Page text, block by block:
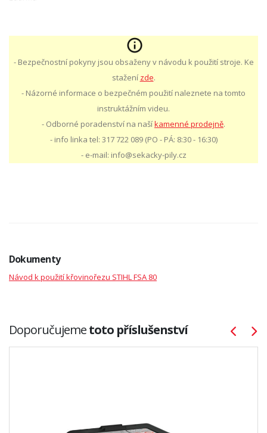
- Bezpečnostní pokyny jsou obsaženy v návodu k použití stroje. Ke
stažení zde.
- Názorné informace o bezpečném použití naleznete na tomto
instruktážním videu.
- Odborné poradenství na našíkamenné prodejně.
- info linka tel: 317 722 089 (PO - PÁ: 8:30 - 16:30)
- e-mail: info@sekacky-pily.cz
Dokumenty
Návod k použití křovinořezu STIHL FSA 80
Doporučujemetoto příslušenství